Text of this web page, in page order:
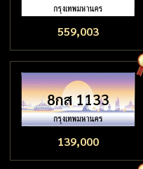
559,003
8กส 1133
139,000